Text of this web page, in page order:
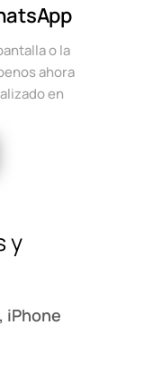
o la
ahora
en
y
iPhone